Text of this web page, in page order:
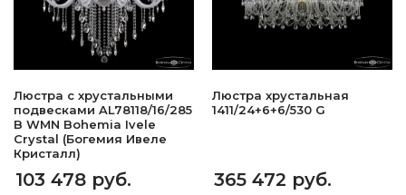
Люстра с хрустальными
подвесками AL78118/16/285
B WMN Bohemia Ivele
Crystal (Богемия Ивеле
Кристалл)
103 478 руб.
Люстра хрустальная
1411/24+6+6/530 G
365 472 руб.